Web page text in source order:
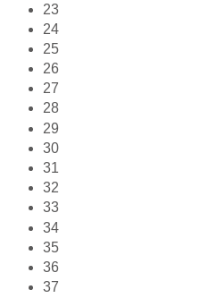
23
24
25
26
27
28
29
30
31
32
33
34
35
36
37